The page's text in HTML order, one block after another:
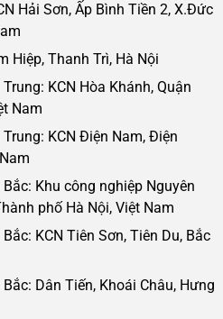
Hải Sơn, Ấp Bình Tiền 2, X.Đức
Hiệp, Thanh Trì, Hà Nội
KCN Hòa Khánh, Quận
Nam
KCN Điện Nam, Điện
Khu công nghiệp Nguyên
phố Hà Nội, Việt Nam
KCN Tiên Sơn, Tiên Du, Bắc
Dân Tiến, Khoái Châu, Hưng